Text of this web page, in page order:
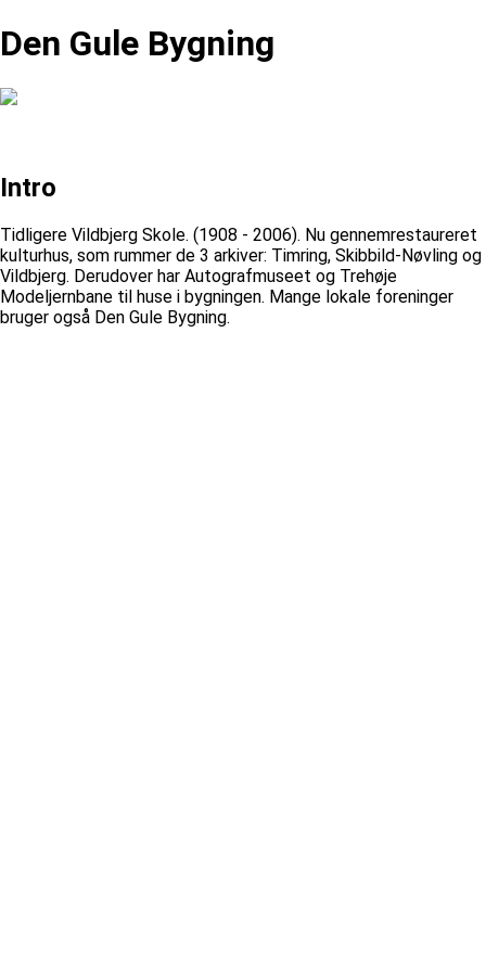
Den Gule Bygning
Intro
Tidligere Vildbjerg Skole. (1908 - 2006). Nu gennemrestaureret
kulturhus, som rummer de 3 arkiver: Timring, Skibbild-Nøvling og
Vildbjerg. Derudover har Autografmuseet og Trehøje
Modeljernbane til huse i bygningen. Mange lokale foreninger
bruger også Den Gule Bygning.